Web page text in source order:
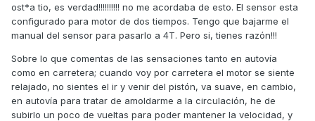
velocidad a 80 km/h como cuando vas en carretera, si no
que aceleras más para alcanzar más velocidad y
obviamente al pasar por los 80km/h del velocímetro lleva
llevas y las rpm que está dando el motor para poder
superar los 80 km/h que está indicando. Prueba a equilibrar
el gas con la velocidad estable a 80 km)h en autovía, y
verás como esa impresión que tienes cambia.
ost*a tio, es verdad!!!!!!!!!! no me acordaba de esto. El sensor esta
configurado para motor de dos tiempos. Tengo que bajarme el
manual del sensor para pasarlo a 4T. Pero si, tienes razón!!!
Sobre lo que comentas de las sensaciones tanto en autovía
como en carretera; cuando voy por carretera el motor se siente
relajado, no sientes el ir y venir del pistón, va suave, en cambio,
en autovía para tratar de amoldarme a la circulación, he de
subirlo un poco de vueltas para poder mantener la velocidad, y